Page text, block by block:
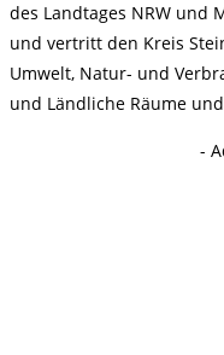
des Landtages NRW und
und vertritt den Kreis
Umwelt, Natur- und
und Ländliche Räume
-